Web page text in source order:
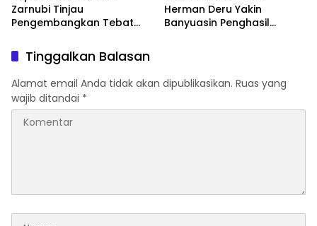
Zarnubi Tinjau
Pengembangkan Tebat
Budidaya Perikanan
Herman Deru Yakin
Banyuasin Penghasil
Tinggalkan Balasan
Alamat email Anda tidak akan dipublikasikan. Ruas yang
wajib ditandai *